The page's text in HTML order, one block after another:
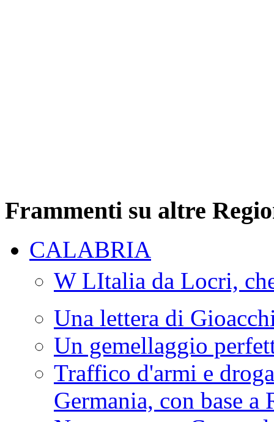
Frammenti su altre
CALABRIA
W LItalia da Locri,
Una lettera di
Un gemellaggio
Traffico d'armi e
Germania, con base a